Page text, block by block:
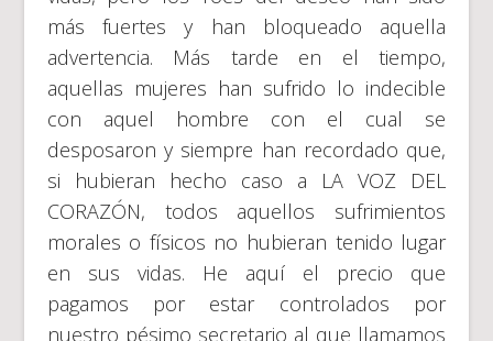
más fuertes y han bloqueado aquella
advertencia. Más tarde en el tiempo,
aquellas mujeres han sufrido lo indecible
con aquel hombre con el cual se
desposaron y siempre han recordado que,
si hubieran hecho caso a LA VOZ DEL
CORAZÓN, todos aquellos sufrimientos
morales o físicos no hubieran tenido lugar
en sus vidas. He aquí el precio que
pagamos por estar controlados por
nuestro pésimo secretario al que llamamos